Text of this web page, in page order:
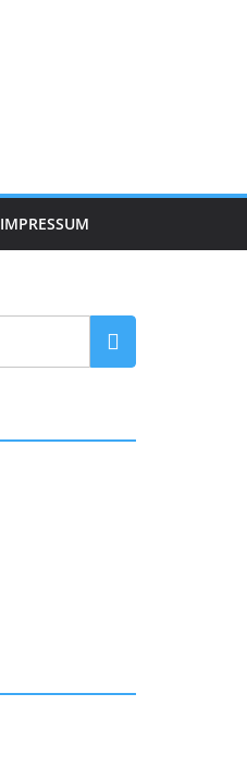
IMPRESSUM